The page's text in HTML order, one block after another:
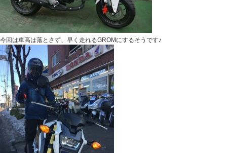
今回は車高は落とさず、早く走れるGROMにするそうです♪